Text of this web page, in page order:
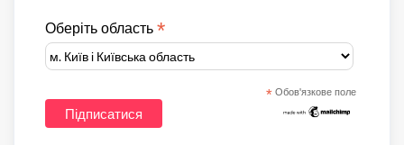
Оберіть область *
* Обов'язкове поле